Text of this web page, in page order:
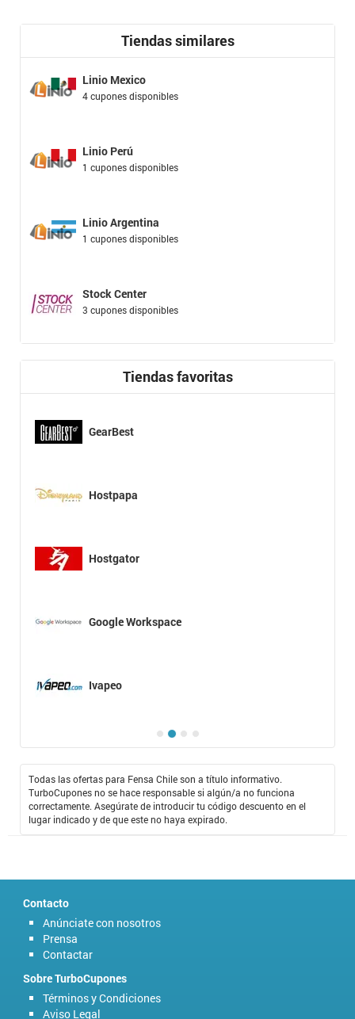
Tiendas similares
Linio Mexico
4 cupones disponibles
Linio Perú
1 cupones disponibles
Linio Argentina
1 cupones disponibles
Stock Center
3 cupones disponibles
Tiendas favoritas
GearBest
Hostpapa
Hostgator
Google Workspace
Ivapeo
Todas las ofertas para Fensa Chile son a título informativo.
TurboCupones no se hace responsable si algún/a no funciona
correctamente. Asegúrate de introducir tu código descuento en el
lugar indicado y de que este no haya expirado.
Contacto
Anúnciate con nosotros
Prensa
Contactar
Sobre TurboCupones
Términos y Condiciones
Aviso Legal